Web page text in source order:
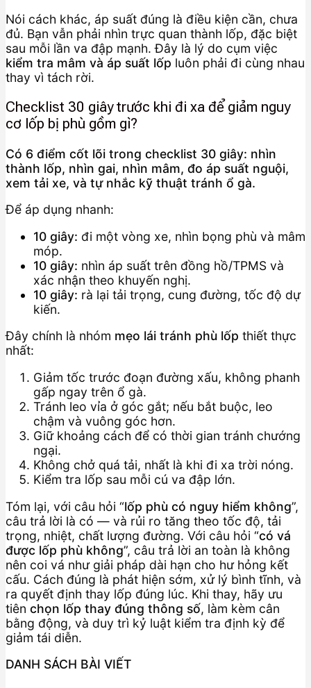
Nói cách khác, áp suất đúng là điều kiện cần, chưa
đủ. Bạn vẫn phải nhìn trực quan thành lốp, đặc biệt
sau mỗi lần va đập mạnh. Đây là lý do cụm việc
kiểm tra mâm và áp suất lốp luôn phải đi cùng nhau
thay vì tách rời.
Checklist 30 giây trước khi đi xa để giảm nguy
cơ lốp bị phù gồm gì?
Có 6 điểm cốt lõi trong checklist 30 giây: nhìn
thành lốp, nhìn gai, nhìn mâm, đo áp suất nguội,
xem tải xe, và tự nhắc kỹ thuật tránh ổ gà.
Để áp dụng nhanh:
10 giây: đi một vòng xe, nhìn bọng phù và mâm
móp.
10 giây: nhìn áp suất trên đồng hồ/TPMS và
xác nhận theo khuyến nghị.
10 giây: rà lại tải trọng, cung đường, tốc độ dự
kiến.
Đây chính là nhóm mẹo lái tránh phù lốp thiết thực
nhất:
Giảm tốc trước đoạn đường xấu, không phanh
gấp ngay trên ổ gà.
Tránh leo vỉa ở góc gắt; nếu bắt buộc, leo
chậm và vuông góc hơn.
Giữ khoảng cách để có thời gian tránh chướng
ngại.
Không chở quá tải, nhất là khi đi xa trời nóng.
Kiểm tra lốp sau mỗi cú va đập lớn.
Tóm lại, với câu hỏi “lốp phù có nguy hiểm không”,
câu trả lời là có — và rủi ro tăng theo tốc độ, tải
trọng, nhiệt, chất lượng đường. Với câu hỏi “có vá
được lốp phù không”, câu trả lời an toàn là không
nên coi vá như giải pháp dài hạn cho hư hỏng kết
cấu. Cách đúng là phát hiện sớm, xử lý bình tĩnh, và
ra quyết định thay lốp đúng lúc. Khi thay, hãy ưu
tiên chọn lốp thay đúng thông số, làm kèm cân
bằng động, và duy trì kỷ luật kiểm tra định kỳ để
giảm tái diễn.
DANH SÁCH BÀI VIẾT